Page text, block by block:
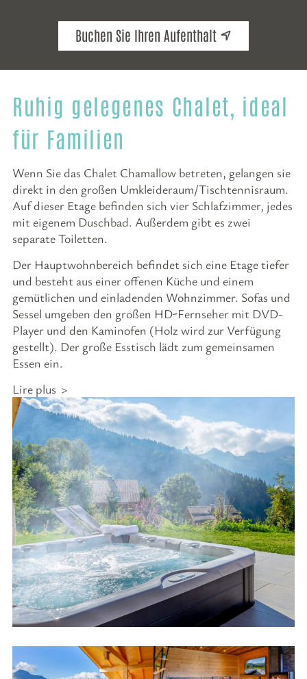
Buchen Sie Ihren Aufenthalt
Ruhig gelegenes Chalet, ideal
für Familien
Wenn Sie das Chalet Chamallow betreten, gelangen sie
direkt in den großen Umkleideraum/Tischtennisraum.
Auf dieser Etage befinden sich vier Schlafzimmer, jedes
mit eigenem Duschbad. Außerdem gibt es zwei
separate Toiletten.
Der Hauptwohnbereich befindet sich eine Etage tiefer
und besteht aus einer offenen Küche und einem
gemütlichen und einladenden Wohnzimmer. Sofas und
Sessel umgeben den großen HD-Fernseher mit DVD-
Player und den Kaminofen (Holz wird zur Verfügung
gestellt). Der große Esstisch lädt zum gemeinsamen
Essen ein.
Lire plus